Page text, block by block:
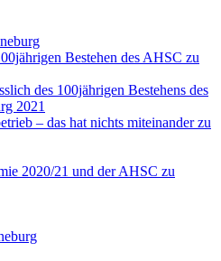
Bestehen des AHSC zu
des 100jährigen Bestehens des
2021
– das hat nichts miteinander zu
2020/21 und der AHSC zu